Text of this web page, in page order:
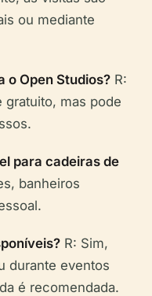
ou mediante
o Open Studios? R:
gratuito, mas pode
para cadeiras de
banheiros
R: Sim,
durante eventos
é recomendada.